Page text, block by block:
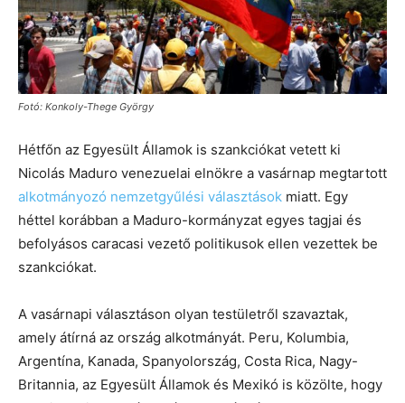
Fotó: Konkoly-Thege György
Hétfőn az Egyesült Államok is szankciókat vetett ki
Nicolás Maduro venezuelai elnökre a vasárnap megtartott
alkotmányozó nemzetgyűlési választások miatt. Egy
héttel korábban a Maduro-kormányzat egyes tagjai és
befolyásos caracasi vezető politikusok ellen vezettek be
szankciókat.
A vasárnapi választáson olyan testületről szavaztak,
amely átírná az ország alkotmányát. Peru, Kolumbia,
Argentína, Kanada, Spanyolország, Costa Rica, Nagy-
Britannia, az Egyesült Államok és Mexikó is közölte, hogy